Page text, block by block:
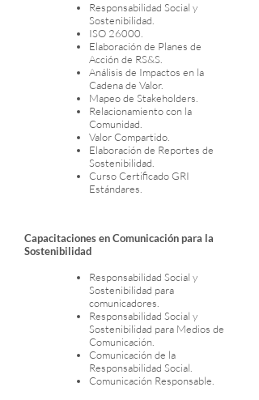
Responsabilidad Social y
Sostenibilidad.
ISO 26000.
Elaboración de Planes de
Acción de RS&S.
Análisis de Impactos en la
Cadena de Valor.
Mapeo de Stakeholders.
Relacionamiento con la
Comunidad.
Valor Compartido.
Elaboración de Reportes de
Sostenibilidad.
Curso Certificado GRI
Estándares.
Capacitaciones en Comunicación para la
Sostenibilidad
Responsabilidad Social y
Sostenibilidad para
comunicadores.
Responsabilidad Social y
Sostenibilidad para Medios de
Comunicación.
Comunicación de la
Responsabilidad Social.
Comunicación Responsable.